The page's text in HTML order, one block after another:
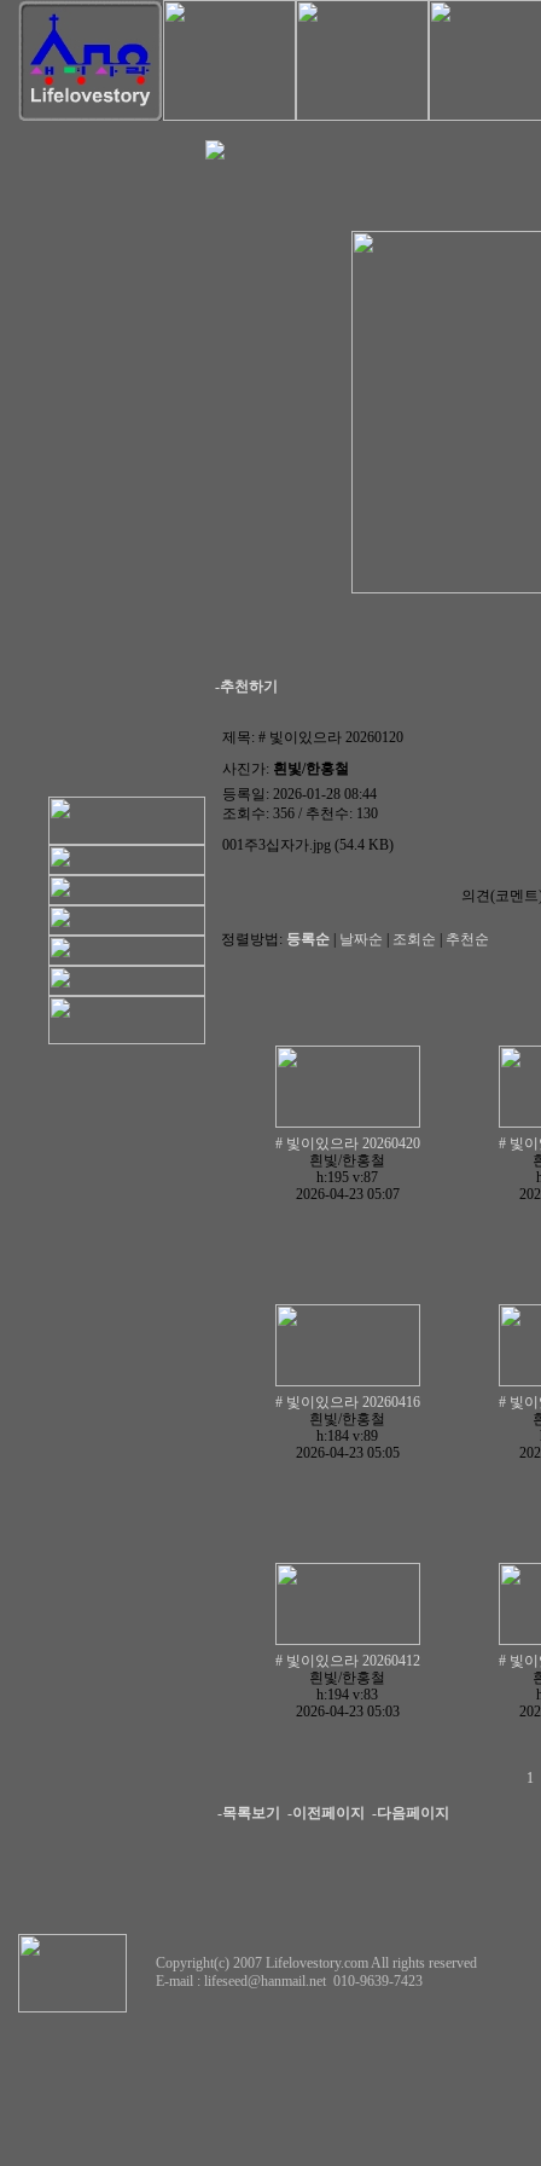
-추천하기
제목: # 빛이있으라 20260120
사진가: 흰빛/한홍철
등록일: 2026-01-28 08:44
조회수: 356 / 추천수: 130
001주3십자가.jpg (54.4 KB)
의견(코멘
정렬방법: 등록순 날짜순 조회순 추천순
# 빛이있으라 20260420
흰빛/한홍철
h:195 v:87
2026-04-23 05:07
# 빛이
# 빛이있으라 20260416
흰빛/한홍철
h:184 v:89
2026-04-23 05:05
# 빛이
# 빛이있으라 20260412
흰빛/한홍철
h:194 v:83
2026-04-23 05:03
# 빛이
1
-목록보기 -이전페이지 -다음페이지
Copyright(c) 2007 Lifelovestory.com All rights reserved
E-mail : lifeseed@hanmail.net 010-9639-7423